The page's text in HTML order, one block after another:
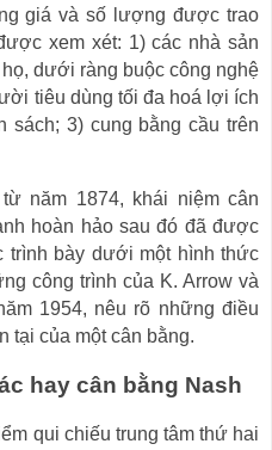
giá và số lượng được trao
xem xét: 1) các nhà sản
dưới ràng buộc công nghệ
tiêu dùng tối đa hoá lợi ích
sách; 3) cung bằng cầu trên
năm 1874, khái niệm cân
hoàn hảo sau đó đã được
trình bày dưới một hình thức
công trình của K. Arrow và
1954, nêu rõ những điều
tại của một cân bằng.
hay cân bằng Nash
qui chiếu trung tâm thứ hai